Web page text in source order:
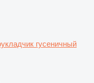
гусеничный